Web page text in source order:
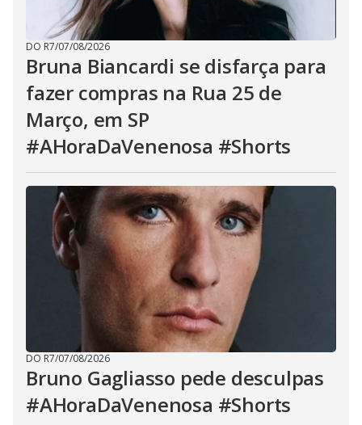
DO R7/07/08/2026
Bruna Biancardi se disfarça para
fazer compras na Rua 25 de
Março, em SP
#AHoraDaVenenosa #Shorts
DO R7/07/08/2026
Bruno Gagliasso pede desculpas
#AHoraDaVenenosa #Shorts